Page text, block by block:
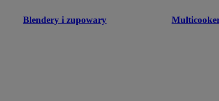
Blendery i zupowary